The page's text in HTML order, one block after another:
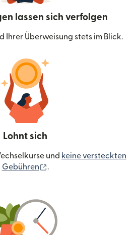
lassen sich verfolgen
Ihrer Überweisung stets im Blick.
Lohnt sich
und keine versteckten
Gebühren
.